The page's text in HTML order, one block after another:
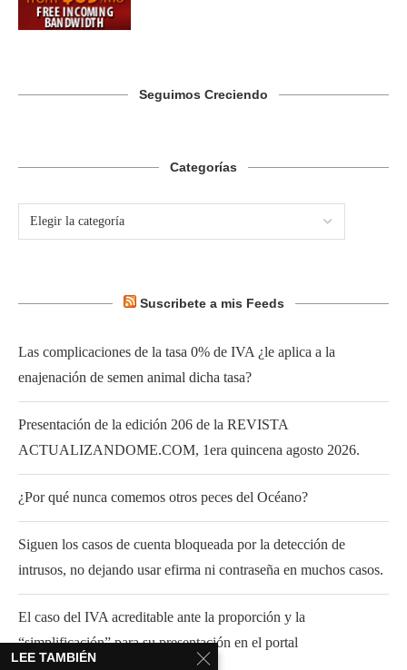
Seguimos Creciendo
Categorías
Suscribete a mis Feeds
Las complicaciones de la tasa 0% de IVA ¿le aplica a la
enajenación de semen animal dicha tasa?
Presentación de la edición 206 de la REVISTA
ACTUALIZANDOME.COM, 1era quincena agosto 2026.
¿Por qué nunca comemos otros peces del Océano?
Siguen los casos de cuenta bloqueada por la detección de
intrusos, no dejando usar efirma ni contraseña en muchos casos.
El caso del IVA acreditable ante la proporción y la
“simplificación” para su presentación en el portal
LEE TAMBIÉN